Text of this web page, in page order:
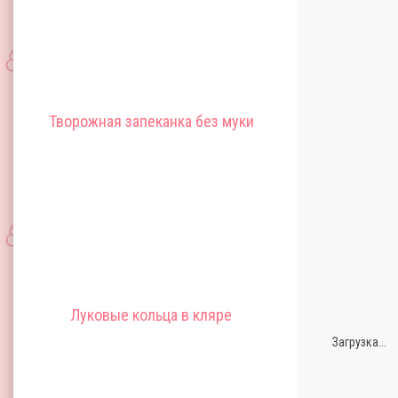
Творожная запеканка без муки
Луковые кольца в кляре
Загрузка...